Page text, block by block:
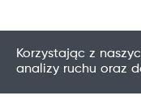
Korzystając z
analizy ruchu oraz